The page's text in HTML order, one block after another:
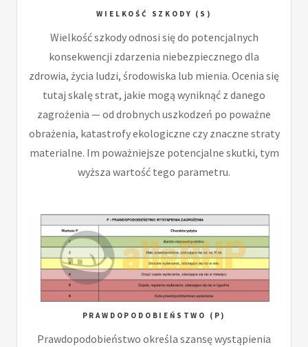
WIELKOŚĆ SZKODY (S)
Wielkość szkody odnosi się do potencjalnych
konsekwencji zdarzenia niebezpiecznego dla
zdrowia, życia ludzi, środowiska lub mienia. Ocenia się
tutaj skalę strat, jakie mogą wyniknąć z danego
zagrożenia — od drobnych uszkodzeń po poważne
obrażenia, katastrofy ekologiczne czy znaczne straty
materialne. Im poważniejsze potencjalne skutki, tym
wyższa wartość tego parametru.
PRAWDOPODOBIEŃSTWO (P)
Prawdopodobieństwo określa szansę wystąpienia